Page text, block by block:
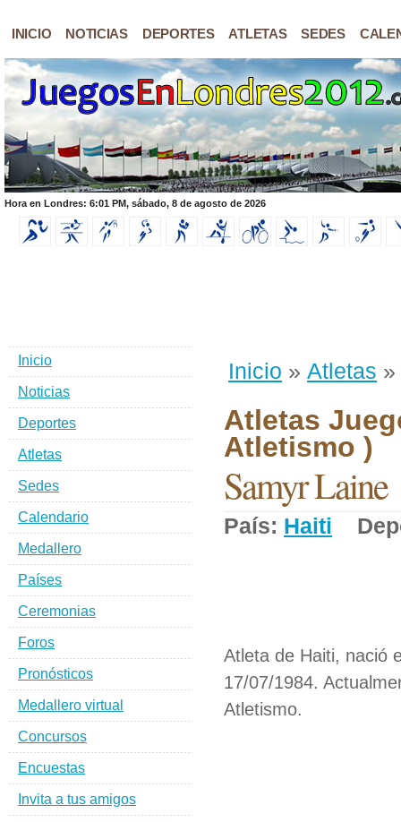
INICIO NOTICIAS DEPORTES ATLETAS SEDES
Hora en Londres: 6:01 PM, sábado, 8 de agosto de 2026
Inicio » Atletas »
Atletas
Atletismo )
Samyr Laine
País: Haiti
Atleta de Haiti, nació
17/07/1984.
Atletismo.
Inicio
Noticias
Deportes
Atletas
Sedes
Calendario
Medallero
Países
Ceremonias
Foros
Pronósticos
Medallero virtual
Concursos
Encuestas
Invita a tus amigos